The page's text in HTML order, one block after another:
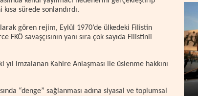
sürede sonlandırdı.
gören rejim, Eylül 1970’de ülkedeki Filistin
savaşçısının yanı sıra çok sayıda Filistinli
yıl imzalanan Kahire Anlaşması ile üslenme hakkını
“denge” sağlanması adına siyasal ve toplumsal